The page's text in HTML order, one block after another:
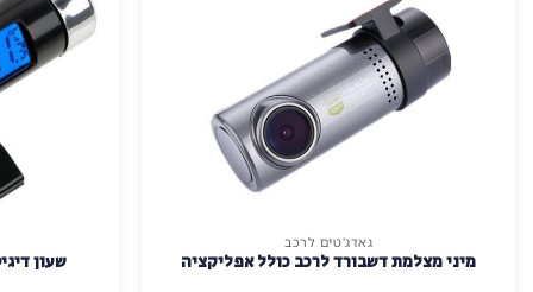
גאדג'טים לרכב
מיני מצלמת דשבורד לרכב כולל אפליקציה
שעון